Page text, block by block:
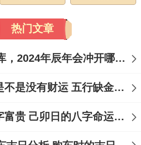
热门文章
2024辰冲开财库，2024年辰年会冲开哪些人的财库
五行缺金的人是不是没有财运 五行缺金的人命运好不好
己卯日生人八字富贵 己卯日的八字命运如何